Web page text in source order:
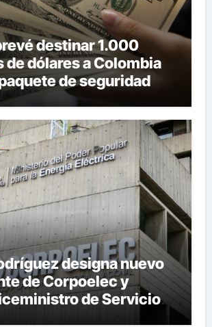
destinar 1.000
de dólares a Colombia
de seguridad
designa nuevo
de Corpoelec y
de Servicios